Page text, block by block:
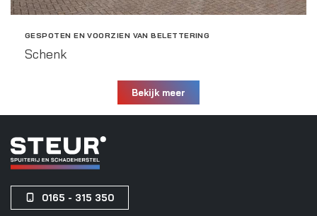
GESPOTEN EN VOORZIEN VAN BELETTERING
Schenk
Bekijk meer
0165 - 315 350